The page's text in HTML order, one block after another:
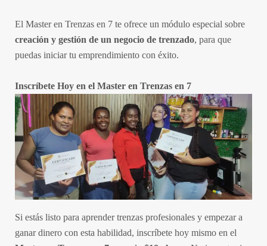
El Master en Trenzas en 7 te ofrece un módulo especial sobre
creación y gestión de un negocio de trenzado, para que
puedas iniciar tu emprendimiento con éxito.
Inscríbete Hoy en el Master en Trenzas en 7
Si estás listo para aprender trenzas profesionales y empezar a
ganar dinero con esta habilidad, inscríbete hoy mismo en el